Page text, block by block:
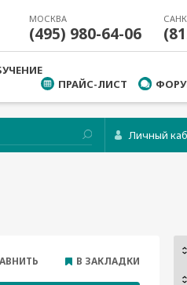
МОСКВА
(495) 980-64-06
ПРАЙС-ЛИСТ
Личный
В ЗАКЛАДКИ